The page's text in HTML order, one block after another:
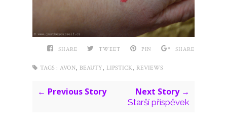
SHARE TWEET PIN SHARE
TAGS : AVON, BEAUTY, LIPSTICK, REVIEWS
← Previous Story Next Story →
Starší příspěvek